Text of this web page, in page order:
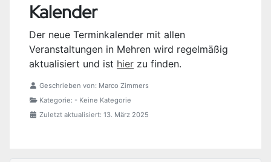
Kalender
Der neue Terminkalender mit allen
Veranstaltungen in Mehren wird regelmäßig
aktualisiert und ist hier zu finden.
Geschrieben von: Marco Zimmers
Kategorie: - Keine Kategorie
Zuletzt aktualisiert: 13. März 2025